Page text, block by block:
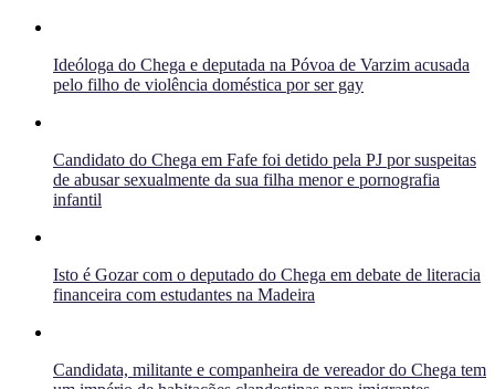
Ideóloga do Chega e deputada na Póvoa de Varzim acusada
pelo filho de violência doméstica por ser gay
Candidato do Chega em Fafe foi detido pela PJ por suspeitas
de abusar sexualmente da sua filha menor e pornografia
infantil
Isto é Gozar com o deputado do Chega em debate de literacia
financeira com estudantes na Madeira
Candidata, militante e companheira de vereador do Chega tem